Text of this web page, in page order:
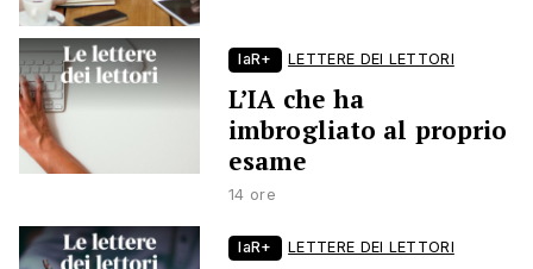
laR+ LETTERE DEI LETTORI
L’IA che ha
imbrogliato al proprio
esame
14 ore
laR+ LETTERE DEI LETTORI